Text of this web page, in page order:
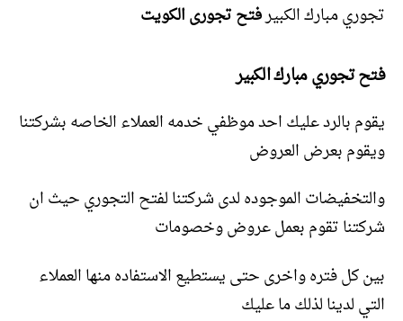
تجوري مبارك الكبيرفتح تجورى الكويت
فتح تجوري مبارك الكبير
يقوم بالرد عليك احد موظفي خدمه العملاء الخاصه بشركتنا
ويقوم بعرض العروض
والتخفيضات الموجوده لدى شركتنا لفتح التجوري حيث ان
شركتنا تقوم بعمل عروض وخصومات
بين كل فتره واخرى حتى يستطيع الاستفاده منها العملاء
التي لدينا لذلك ما عليك